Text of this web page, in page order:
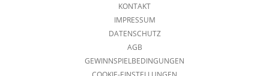
KONTAKT
IMPRESSUM
DATENSCHUTZ
AGB
GEWINNSPIELBEDINGUNGEN